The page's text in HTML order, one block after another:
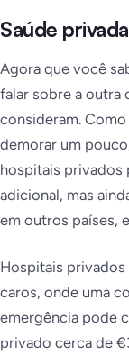
Saúde
Agora que você
falar sobre a outra
consideram.
demorar um
hospitais privados
adicional, mas
em outros países,
Hospitais privados
caros, onde uma
emergência pode
privado cerca de